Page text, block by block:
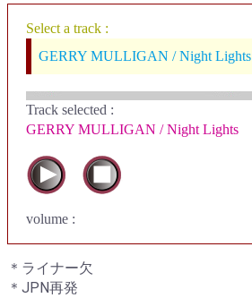
Select a track :
GERRY MULLIGAN / Night Lights
Track selected :
GERRY MULLIGAN / Night Lights
volume :
＊ライナー欠
＊JPN再発